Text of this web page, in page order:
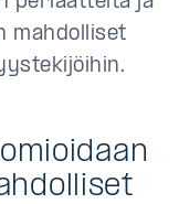
mahdolliset